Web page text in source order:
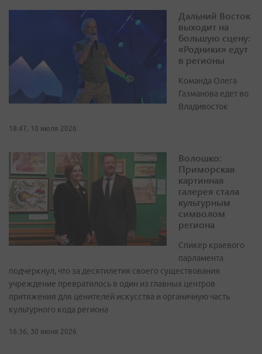
Дальний Восток
выходит на
большую сцену:
«Родники» едут
в регионы
Команда Олега
Газманова едет во
Владивосток
18:47, 10 июля 2026
Волошко:
Приморская
картинная
галерея стала
культурным
символом
региона
Спикер краевого
парламента
подчеркнул, что за десятилетия своего существования
учреждение превратилось в один из главных центров
притяжения для ценителей искусства и органичную часть
культурного кода региона
16:36, 30 июня 2026